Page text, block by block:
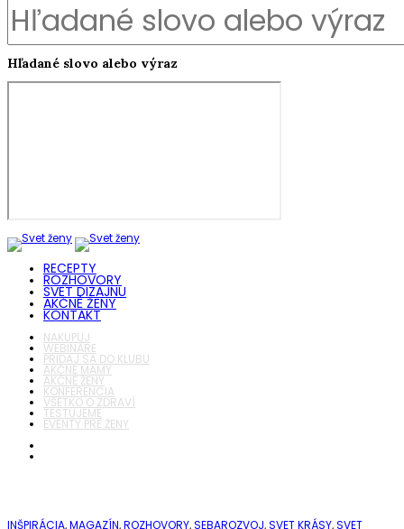
Hľadané slovo alebo výraz
RECEPTY
ROZHOVORY
SVET DIZAJNU
AKČNÉ ŽENY
KONTAKT
NAKUPUJ
WEBINÁRE
PRIDAJ SA DO KLUBU
AKČNÉ MAMY
AKČNÉ ŽENY
KONFERENCIA
VŠETKO O ZDRAVÍ
TESTUJEME
EVENTY PRE ŽENY
INŠPIRÁCIA,MAGAZÍN,ROZHOVORY,SEBAROZVOJ,SVET KRÁSY,SVET